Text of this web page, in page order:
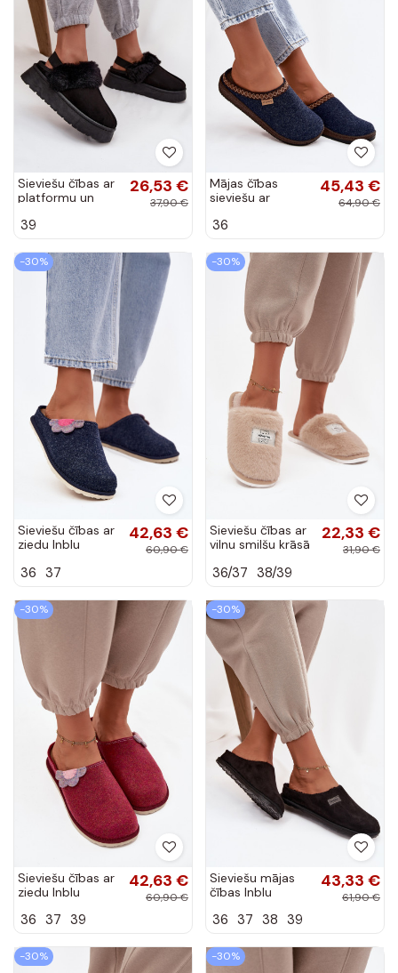
Sieviešu čības ar
platformu un
krāsā "Linaris"
26,53 €
37,90 €
39
Mājas čības
sieviešu ar
NL000009 tumši
45,43 €
64,90 €
36
-30%
Sieviešu čības ar
ziedu Inblu
tumši zilā krāsā
42,63 €
60,90 €
36 37
-30%
Sieviešu čības ar
vilnu smilšu krāsā
22,33 €
31,90 €
36/37 38/39
-30%
Sieviešu čības ar
ziedu Inblu
borda krāsā
42,63 €
60,90 €
36 37 39
-30%
Sieviešu mājas
čības Inblu
melnā krāsā
43,33 €
61,90 €
36 37 38 39
-30% -30%